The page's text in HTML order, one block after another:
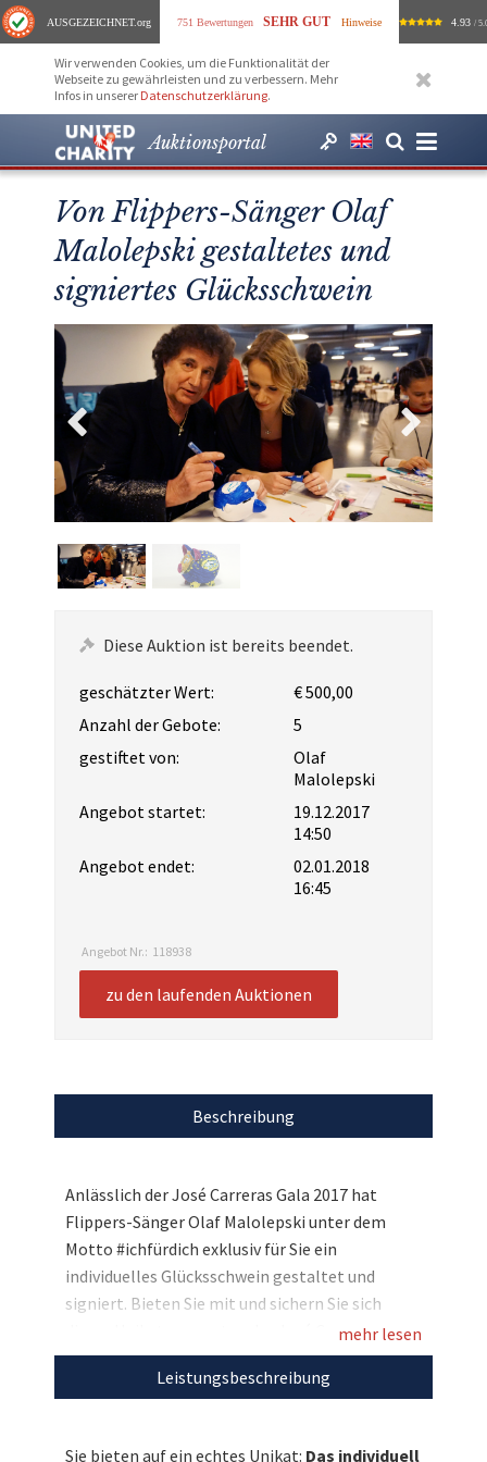
AUSGEZEICHNET.org 751 Bewertungen SEHR GUT Hinweise 4.93 /
Wir verwenden Cookies, um die Funktionalität der
Webseite zu gewährleisten und zu verbessern. Mehr
Infos in unserer Datenschutzerklärung.
Auktionsportal
Von Flippers-Sänger Olaf
Malolepski gestaltetes und
signiertes Glücksschwein
Diese Auktion ist bereits beendet.
geschätzter Wert:
€ 500,00
Anzahl der Gebote:
5
gestiftet von:
Olaf
Malolepski
Angebot startet:
19.12.2017
14:50
Angebot endet:
02.01.2018
16:45
Angebot Nr.: 118938
zu den laufenden Auktionen
Beschreibung
Anlässlich der José Carreras Gala 2017 hat
Flippers-Sänger Olaf Malolepski unter dem
Motto #ichfürdich exklusiv für Sie ein
individuelles Glücksschwein gestaltet und
signiert. Bieten Sie mit und sichern Sie sich
dieses Unikat zugunsten der José Carreras
Leukämie-Stiftung, die damit das Ziel verfolgt
„Leukämie muss heilbar werden. Immer und bei
Entdecken Sie bei uns auch weitere
mehr lesen
Leistungsbeschreibung
Sie bieten auf ein echtes Unikat: Das individuell